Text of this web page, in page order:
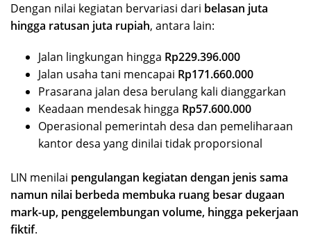
Dengan nilai kegiatan bervariasi dari belasan juta
hingga ratusan juta rupiah, antara lain:
Jalan lingkungan hingga Rp229.396.000
Jalan usaha tani mencapai Rp171.660.000
Prasarana jalan desa berulang kali dianggarkan
Keadaan mendesak hingga Rp57.600.000
Operasional pemerintah desa dan pemeliharaan
kantor desa yang dinilai tidak proporsional
LIN menilai pengulangan kegiatan dengan jenis sama
namun nilai berbeda membuka ruang besar dugaan
mark-up, penggelembungan volume, hingga pekerjaan
fiktif.